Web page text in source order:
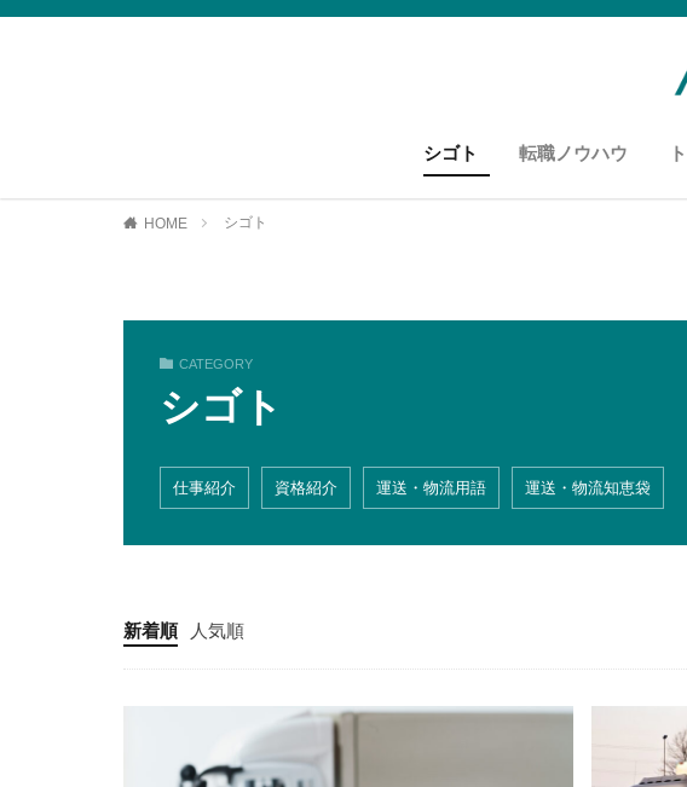
シゴト 転職ノウハウ
HOME シゴト
CATEGORY
シゴト
仕事紹介 資格紹介 運送・物流用語 運送・物流知恵袋
新着順 人気順